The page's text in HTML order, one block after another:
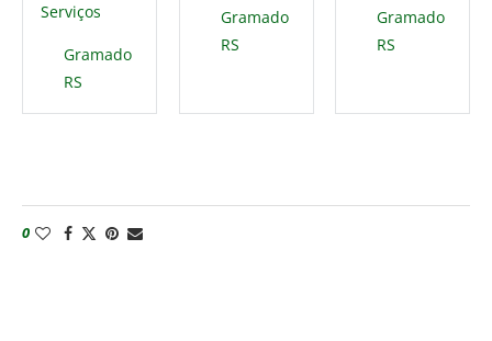
Serviços
Gramado
RS
Gramado
RS
Gramado
RS
0